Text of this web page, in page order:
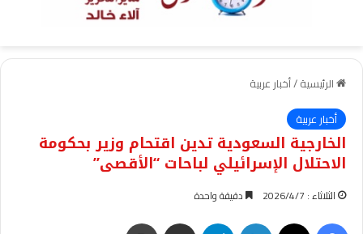
الرئيسية/أخبار عربية
أخبار عربية
الخارجية السعودية تدين اقتحام وزير بحكومة
الاحتلال الإسرائيلي لباحات “الأقصى”
الثلاثاء : 2026/4/7 دقيقة واحدة
فيسبوك لينكدإن تيلقرام مشاركة عبر البريد